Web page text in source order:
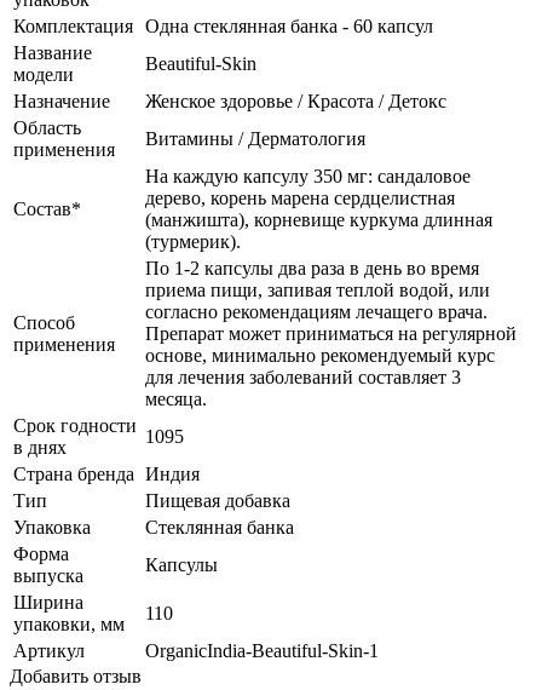
Комплектация Одна стеклянная банка - 60 капсул
Название
модели
Beautiful-Skin
Назначение
Женское здоровье / Красота / Детокс
Область
применения
Витамины / Дерматология
Состав*
На каждую капсулу 350 мг: сандаловое
дерево, корень марена сердцелистная
(манжишта), корневище куркума длинная
(турмерик).
Способ
применения
По 1-2 капсулы два раза в день во время
приема пищи, запивая теплой водой, или
согласно рекомендациям лечащего врача.
Препарат может приниматься на регулярной
основе, минимально рекомендуемый курс
для лечения заболеваний составляет 3
месяца.
Срок годности
в днях
1095
Страна бренда Индия
Тип
Пищевая добавка
Упаковка
Стеклянная банка
Форма
выпуска
Капсулы
Ширина
упаковки, мм
110
Артикул
OrganicIndia-Beautiful-Skin-1
Добавить отзыв